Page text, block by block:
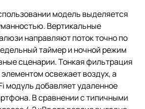
модель выделяется
Вертикальные
направляют поток точно по
таймер и ночной режим
сценарии. Тонкая фильтрация
освежает воздух, а
модуль добавляет удаленное
В сравнении с типичными